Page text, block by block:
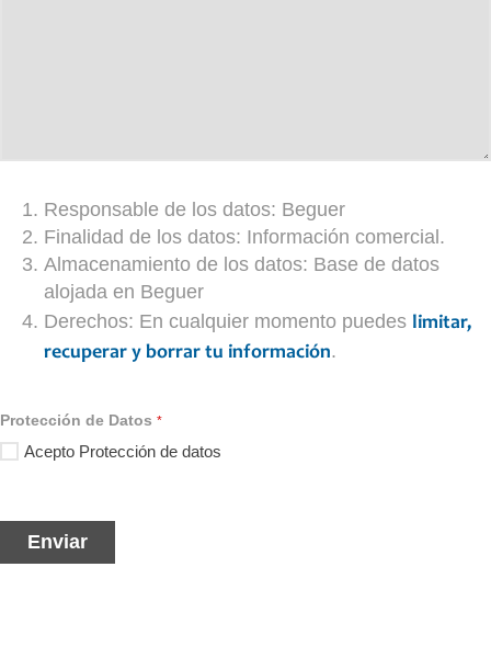
Responsable de los datos: Beguer
Finalidad de los datos: Información comercial.
Almacenamiento de los datos: Base de datos
alojada en Beguer
Derechos: En cualquier momento puedes limitar,
recuperar y borrar tu información.
Protección de Datos *
Acepto Protección de datos
Enviar